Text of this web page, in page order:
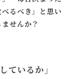
るべき」と思い
せんか？
ているか」